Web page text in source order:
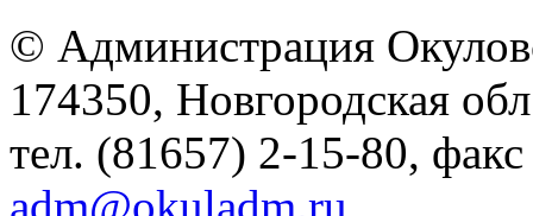
© Администрация
174350, Новгородская
тел. (81657) 2-15-80,